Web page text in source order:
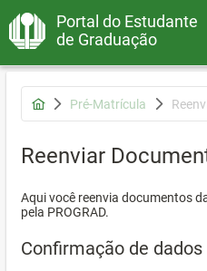
Portal do Estudante
de Graduação
Pré-Matrícula
Reenviar
Aqui você reenvia documentos
pela PROGRAD.
Confirmação de dados